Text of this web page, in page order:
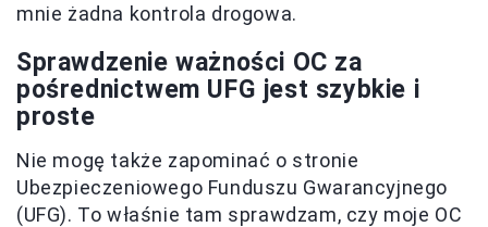
mnie żadna kontrola drogowa.
Sprawdzenie ważności OC za
pośrednictwem UFG jest szybkie i
proste
Nie mogę także zapominać o stronie
Ubezpieczeniowego Funduszu Gwarancyjnego
(UFG). To właśnie tam sprawdzam, czy moje OC